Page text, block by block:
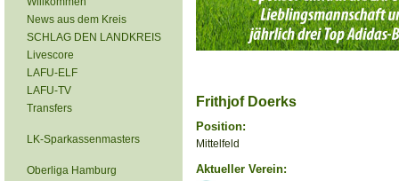
News aus dem Kreis
SCHLAG DEN LANDKREIS
Livescore
LAFU-ELF
LAFU-TV
Transfers
LK-Sparkassenmasters
Oberliga Hamburg
Frithjof Doerks
Position:
Mittelfeld
Aktueller Verein: